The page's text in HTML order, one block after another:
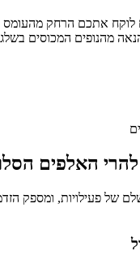
לוקח אתכם הרחק מהעומס
מהנופים המכוסים
האלפים
שלם של פעילויות, ומספק